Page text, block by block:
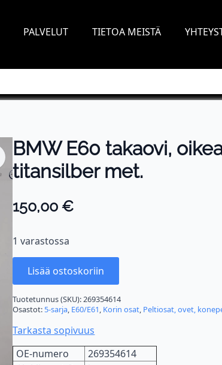
PALVELUT TIETOA MEISTÄ
BMW E60 takaovi,
titansilber met.
150,00€
1 varastossa
Lisää ostoskoriin
Tuotetunnus (SKU):269354614
Osastot: 5-sarja, E60/E61, Korin osat, Peltiosat, ovet,
Tarkasta sopivuus
OE-numero
269354614